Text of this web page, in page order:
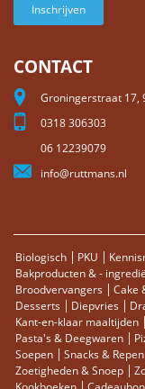
Inschrijven
CONTACT
Groningerstraat 17,
0318 306303
06 12239079
info@ruttmans.nl
Biologisch PKU
Bakproducten & -
Broodvervangers
Cake
Desserts
Diepvries
Kant-en-klaar maaltijden
Pasta's & Deegwaren
Soepen
Snacks & Repen
Zoetigheden & Snoep